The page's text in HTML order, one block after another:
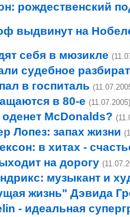
рождественский
выдвинут на
себя в мюзикле
судебное
в госпиталь
в 80-е (11.07.2005)
McDonalds?
Лопез: запах жизни
в хитах -
на дорогу
музыкант и
жизнь" Дэвида
- идеальная